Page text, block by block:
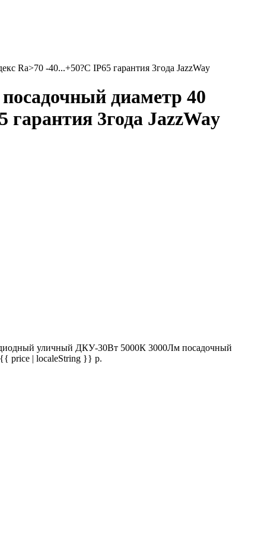
Ra>70 -40...+50?C IP65 гарантия 3года JazzWay
диаметр 40
гарантия 3года JazzWay
уличный ДКУ-30Вт 5000К 3000Лм посадочный
{{ price | localeString }} р.